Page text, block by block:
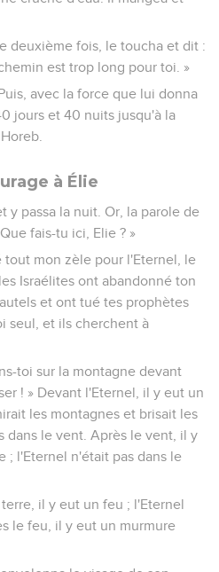
suis l'Eternel. »
serviteurs des chefs de district. »
le combat ? » Il
les serviteurs des chefs de
eux, il passa en revue tout
alors que Ben-Hadad buvait et
les 32 rois qui étaient venus à
district sortirent les premiers.
et on lui rapporta : « Des
»
la paix ou pour
! »
chefs de district et l'armée qui
corps et les Syriens prirent la
Hadad, le roi de Syrie, se
cavaliers.
les chevaux et les chars et
Syriens.
du roi d'Israël et lui dit :
situation et vois ce que tu as à